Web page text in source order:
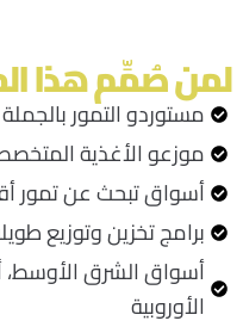
لمن صُمِّم هذا
مستوردو التمور بالجملة
موزعو الأغذية
أسواق تبحث عن تمور
برامج تخزين وتوزيع
أسواق الشرق الأوسط،
الأوروبية